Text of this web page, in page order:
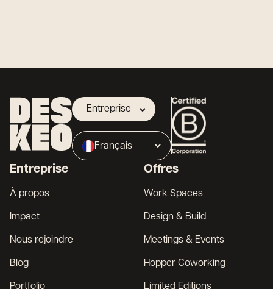
Entreprise
Propriétaire
Broker
Français
Entreprise
À propos
Impact
Nous rejoindre
Blog
Portfolio
Offres
Work Spaces
Design & Build
Meetings & Events
Hopper Coworking
Limited Editions